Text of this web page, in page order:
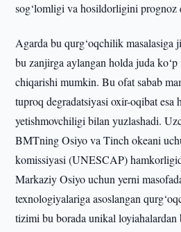
sog‘lomligi va hosildorligini prognoz
Agarda bu qurg‘oqchilik masalasiga
bu zanjirga aylangan holda juda
chiqarishi mumkin. Bu ofat sabab
tuproq degradatsiyasi oxir-oqibat esa
yetishmovchiligi bilan yuzlashadi.
BMTning Osiyo va Tinch okeani
komissiyasi (UNESCAP)
Markaziy Osiyo uchun yerni
texnologiyalariga asoslangan
tizimi bu borada unikal